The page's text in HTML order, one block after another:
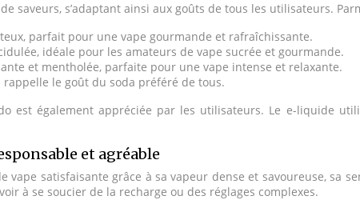
saveurs, s’adaptant ainsi aux goûts de tous les utilisateurs.
parfait pour une vape gourmande et rafraîchissante.
idéale pour les amateurs de vape sucrée et gourmande.
et mentholée, parfaite pour une vape intense et relaxante.
le goût du soda préféré de tous.
est également appréciée par les utilisateurs. Le e-liquide
et agréable
vape satisfaisante grâce à sa vapeur dense et savoureuse,
à se soucier de la recharge ou des réglages complexes.